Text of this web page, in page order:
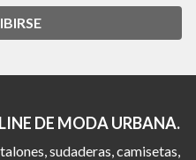
DE MODA URBANA.
sudaderas, camisetas,